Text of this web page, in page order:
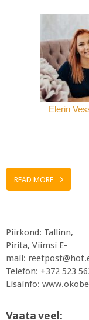
Elerin
READ MORE
Piirkond: Tallinn,
Pirita, Viimsi E-
mail:
Telefon: +372 523
Lisainfo:
Vaata veel: